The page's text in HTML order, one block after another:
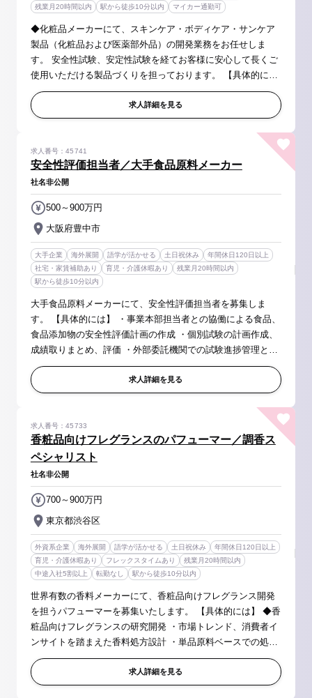
残業月20時間以内
駅から徒歩10分以内 マイカー通勤可
◆化粧品メーカーにて、スキンケア・ボディケア・サンケア
製品（化粧品および医薬部外品）の開発業務をお任せしま
す。 安全性試験、安定性試験を経てお客様に安心して長くご
使用いただける製品づくりを担っております。 【具体的に】
■化粧品・医薬部外品のうち、主にスキンケア製品の処方開発
を担当していただきま...求人詳細を見る
安全性評価担当者／大手食品原料メーカー
求人番号：45741
社名非公開
大阪府豊中市
500～900万円
大手企業 海外展開 語学が活かせる 土日祝休み
年間休日120日以上
社宅・家賃補助あり
育児・介護休暇あり
残業月20時間以内
駅から徒歩10分以内
大手食品原料メーカーにて、安全性評価担当者を募集しま
す。 【具体的には】 ・事業本部担当者との協働による食品、
食品添加物の安全性評価計画の作成 ・個別試験の計画作成、
成績取りまとめ、評価 ・外部委託機関での試験進捗管理と調
整 ・安全性試験成績に基づく申請関連資料作成 ・外部専門家
とのネットワー...
求人詳細を見る
香粧品向けフレグランスのパフューマー／調香ス
ペシャリスト
求人番号：45733
社名非公開
東京都渋谷区
700～900万円
外資系企業 海外展開 語学が活かせる 土日祝休み
年間休日120日以上
育児・介護休暇あり
フレックスタイムあり
残業月20時間以内
中途入社5割以上
転勤なし 駅から徒歩10分以内
世界有数の香料メーカーにて、香粧品向けフレグランス開発
を担うパフューマーを募集いたします。 【具体的には】 ◆香
粧品向けフレグランスの研究開発 ・市場トレンド、消費者イ
ンサイトを踏まえた香料処方設計 ・単品原料ベースでの処方
構築および最適化 ・シャンプー、ボディケア、ファブリック
ケア等カテゴリー...
求人詳細を見る